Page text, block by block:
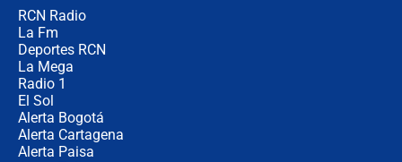
RCN Radio
La Fm
Deportes RCN
La Mega
Radio 1
El Sol
Alerta Bogotá
Alerta Cartagena
Alerta Paisa